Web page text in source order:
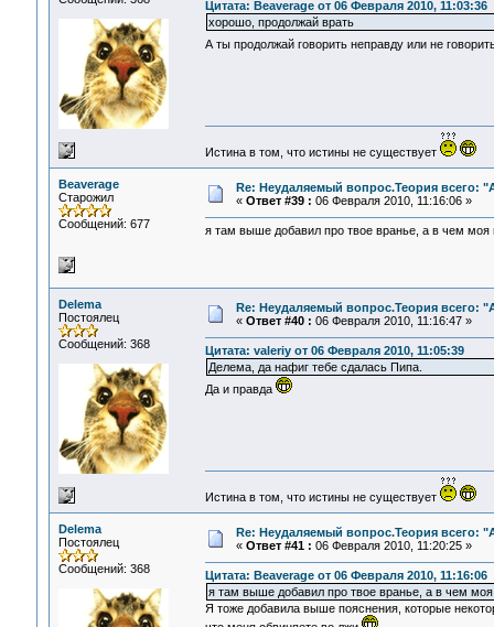
Цитата: Beaverage от 06 Февраля 2010, 11:03:36
хорошо, продолжай врать
А ты продолжай говорить неправду или не
Истина в том, что истины не существует
Beaverage
Старожил
Сообщений: 677
Re: Неудаляемый вопрос.Теория всего:
« Ответ #39 : 06 Февраля 2010, 11:16:06 »
я там выше добавил про твое вранье, а в чем моя
Delema
Постоялец
Сообщений: 368
Re: Неудаляемый вопрос.Теория всего:
« Ответ #40 : 06 Февраля 2010, 11:16:47 »
Цитата: valeriy от 06 Февраля 2010, 11:05:39
Делема, да нафиг тебе сдалась Пипа.
Да и правда
Истина в том, что истины не существует
Delema
Постоялец
Сообщений: 368
Re: Неудаляемый вопрос.Теория всего:
« Ответ #41 : 06 Февраля 2010, 11:20:25 »
Цитата: Beaverage от 06 Февраля 2010, 11:16:06
я там выше добавил про твое вранье, а в чем моя
Я тоже добавила выше пояснения, которые